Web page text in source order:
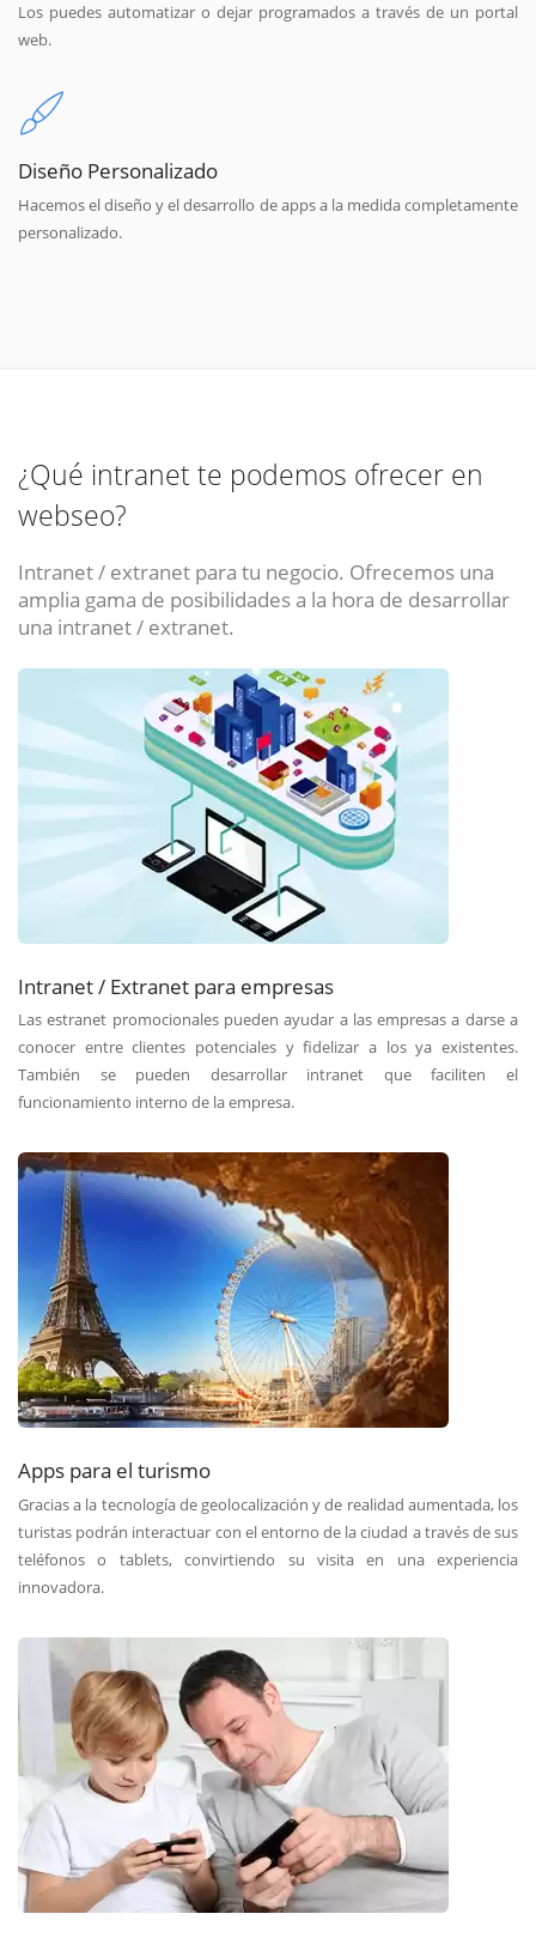
Los puedes automatizar o dejar programados a través de un portal
web.
Diseño Personalizado
Hacemos el diseño y el desarrollo de apps a la medida completamente
personalizado.
¿Qué intranet te podemos ofrecer en
webseo?
Intranet / extranet para tu negocio. Ofrecemos una
amplia gama de posibilidades a la hora de desarrollar
una intranet / extranet.
Intranet / Extranet para empresas
Las estranet promocionales pueden ayudar a las empresas a darse a
conocer entre clientes potenciales y fidelizar a los ya existentes.
También se pueden desarrollar intranet que faciliten el
funcionamiento interno de la empresa.
Apps para el turismo
Gracias a la tecnología de geolocalización y de realidad aumentada, los
turistas podrán interactuar con el entorno de la ciudad a través de sus
teléfonos o tablets, convirtiendo su visita en una experiencia
innovadora.